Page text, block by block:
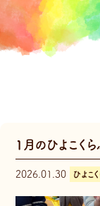
1月のひよこくら
2026.01.30 ひよこ